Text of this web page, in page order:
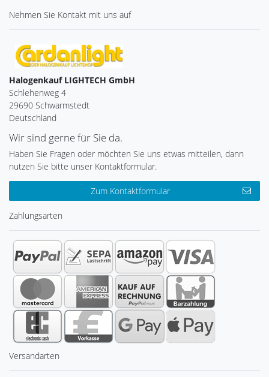
Nehmen Sie Kontakt mit uns auf
Halogenkauf LIGHTECH GmbH
Schlehenweg 4
29690 Schwarmstedt
Deutschland
Wir sind gerne für Sie da.
Haben Sie Fragen oder möchten Sie uns etwas mitteilen, dann
nutzen Sie bitte unser Kontaktformular.
Zum Kontaktformular
Zahlungsarten
Versandarten